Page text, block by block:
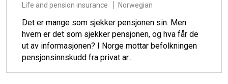
Life and pension insurance Norwegian
Det er mange som sjekker pensjonen sin. Men
hvem er det som sjekker pensjonen, og hva får de
ut av informasjonen? I Norge mottar befolkningen
pensjonsinnskudd fra privat ar...